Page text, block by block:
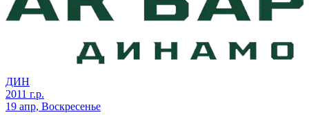
ДИН
2011 г.р.
19 апр, Воскресенье